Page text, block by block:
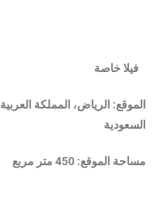
فيلا خاصة
الموقع: الرياض، المملكة العربية
السعودية
مساحة الموقع: 450 متر مربع